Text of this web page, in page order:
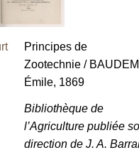
Principes de
Zootechnie /
Émile, 1869
Bibliothèque de
l’Agriculture publiée
direction de J. A.